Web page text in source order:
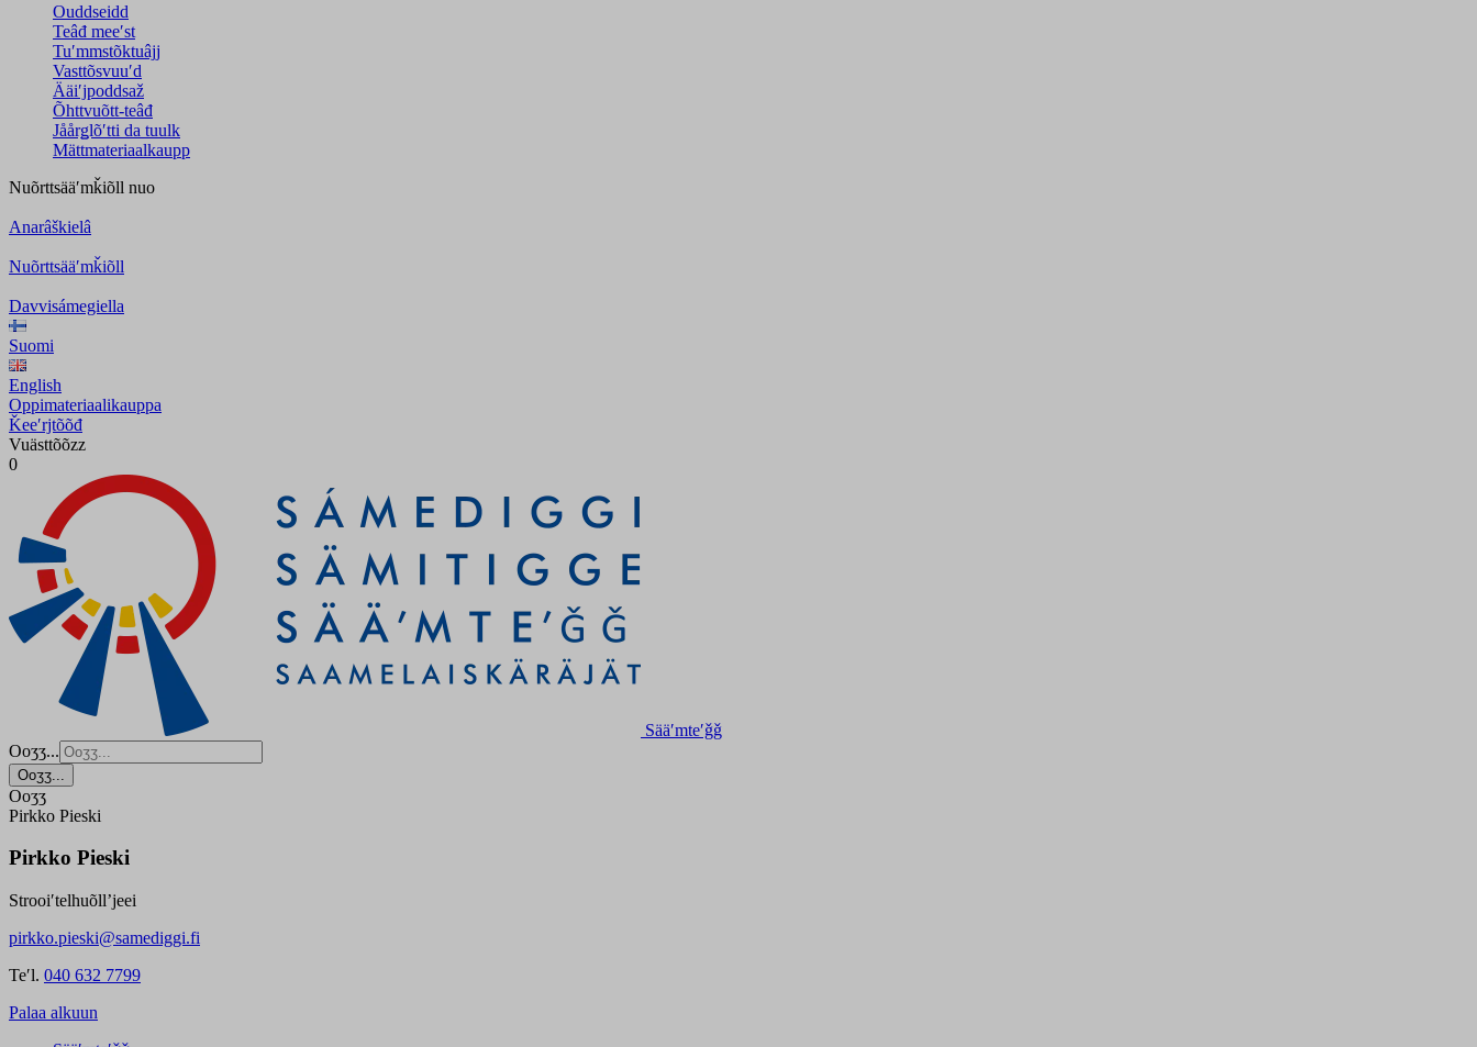
Ouddseidd
Teâđ meeʹst
Tuʹmmstõktuâjj
Vasttõsvuuʹd
Ääiʹjpoddsaž
Õhttvuõtt-teâđ
Jåårǥlõʹtti da tuulk
Mättmateriaalkaupp
Nuõrttsääʹmǩiõll nuo
Anarâškielâ
Nuõrttsääʹmǩiõll
Davvisámegiella
Suomi
English
Oppimateriaalikauppa
Ǩeeʹrjtõõđ
Vuästtõõzz
0
Sääʹmteʹǧǧ
Ooʒʒ...
Ooʒʒ...
Ooʒʒ
Pirkko Pieski
Pirkko Pieski
Strooiʹtelhuõllʼjeei
pirkko.pieski@samediggi.fi
Teʹl. 040 632 7799
Palaa alkuun